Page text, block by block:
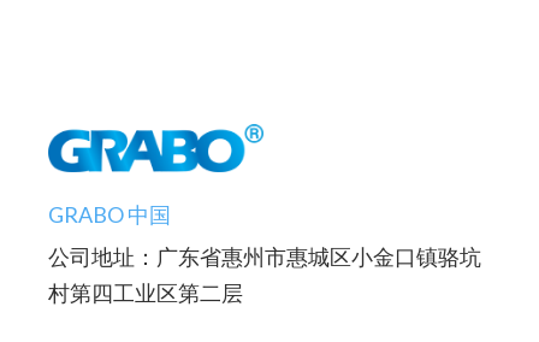
GRABO 中国
公司地址：广东省惠州市惠城区小金口镇骆坑
村第四工业区第二层